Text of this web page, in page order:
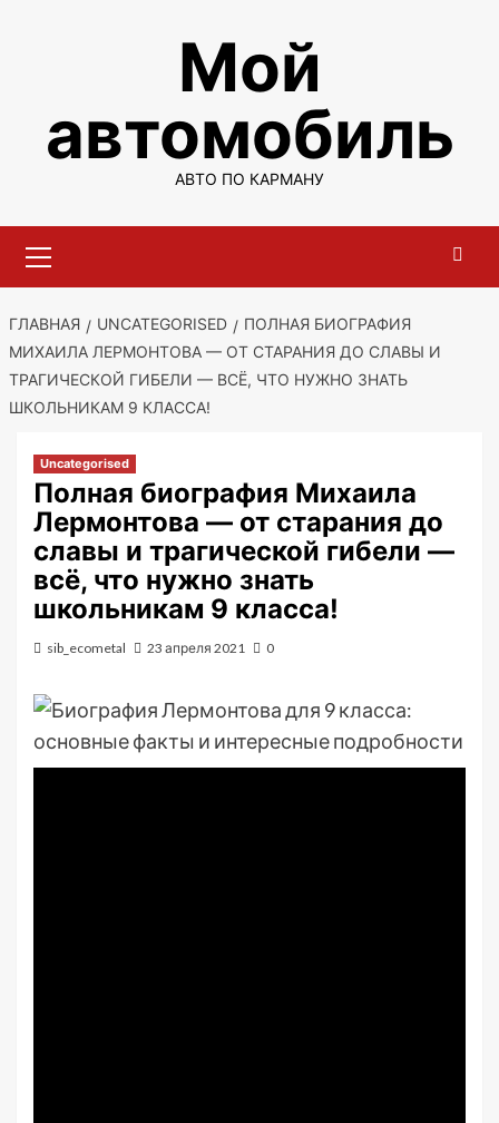
Мой
автомобиль
АВТО ПО КАРМАНУ
меню
ГЛАВНАЯ UNCATEGORISED
ПОЛНАЯ БИОГРАФИЯ
МИХАИЛА ЛЕРМОНТОВА — ОТ СТАРАНИЯ ДО СЛАВЫ И
ТРАГИЧЕСКОЙ ГИБЕЛИ — ВСЁ, ЧТО НУЖНО ЗНАТЬ
ШКОЛЬНИКАМ 9 КЛАССА!
Uncategorised
Полная биография Михаила
Лермонтова — от старания до
славы и трагической гибели —
всё, что нужно знать
школьникам 9 класса!
sib_ecometal 23 апреля 2021 0